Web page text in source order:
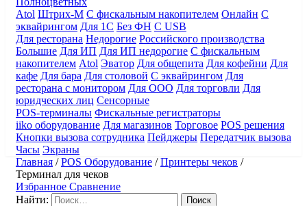
Atol Штрих-М С фискальным накопителем Онлайн С
эквайрингом Для 1С Без ФН С USB
Для ресторана Недорогие Российского производства
Большие Для ИП Для ИП недорогие С фискальным
накопителем Atol Эватор Для общепита Для кофейни Для
кафе Для бара Для столовой С эквайрингом Для
ресторана с монитором Для ООО Для торговли Для
юридческих лиц Сенсорные
POS-терминалы Фискальные регистраторы
iiko оборудование Для магазинов Торговое POS решения
Кнопки вызова сотрудника Пейджеры Передатчик вызова
Часы Экраны
Главная /POS Оборудование /Принтеры чеков /
Терминал для чеков
Избранное Сравнение
Найти: